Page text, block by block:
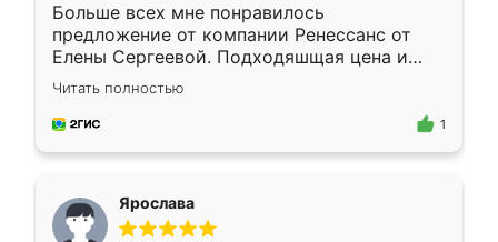
Больше всех мне понравилось
предложение от компании Ренессанс от
Елены Сергеевой. Подходяшщая цена и
короткие сроки изготовления. Приехавший
для замера сотрудник Владислав
предложил по моему эскизу самый
Читать полностью
1
Ярослава